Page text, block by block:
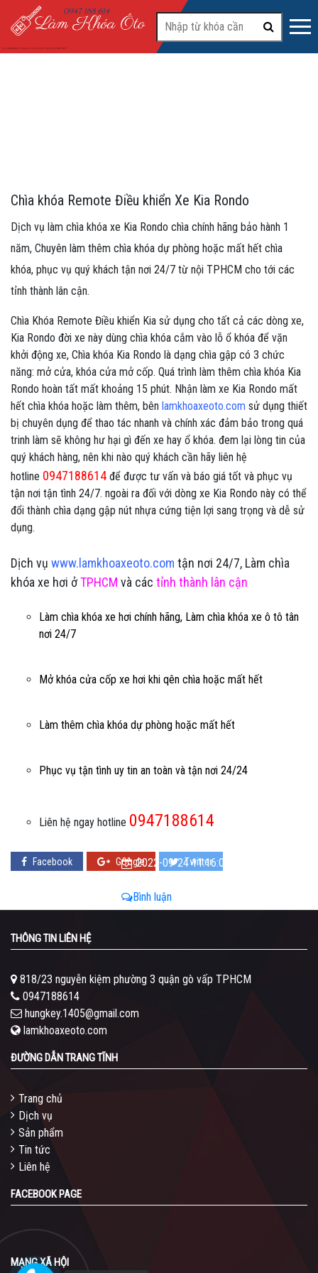
Chìa khóa Remote Điều khiển Xe Kia Rondo
Dịch vụ làm chìa khóa xe Kia Rondo chìa chính hãng bảo hành 1
năm, Chuyên làm thêm chìa khóa dự phòng hoặc mất hết chìa
khóa, phục vụ quý khách tận nơi 24/7 từ nội TPHCM cho tới các
tỉnh thành lân cận.
2022-09-24 11:16:08 - 2022-09-24
Bình luận
Chìa Khóa Remote Điều khiển Kia sử dụng cho tất cả các dòng xe,
Kia Rondo đời xe này dùng chìa khóa cắm vào lỗ ổ khóa để vặn
khởi động xe, Chìa khóa Kia Rondo là dạng chìa gập có 3 chức
năng: mở cửa, khóa cửa mở cốp. Quá trình làm thêm chìa khóa Kia
Rondo hoàn tất mất khoảng 15 phút. Nhận làm xe Kia Rondo mất
hết chìa khóa hoặc làm thêm, bên lamkhoaxeoto.com sử dụng thiết
bị chuyên dụng để thao tác nhanh và chính xác đảm bảo trong quá
trinh làm sẽ không hư hại gì đến xe hay ổ khóa. đem lại lòng tin của
quý khách hàng, nên khi nào quý khách cần hãy liên hệ
hotline 0947188614 để được tư vấn và báo giá tốt và phục vụ
tận nơi tận tình 24/7. ngoài ra đối với dòng xe Kia Rondo này có thể
đổi thành chìa dạng gập nút nhựa cứng tiện lợi sang trọng và dễ sử
dụng.
Dịch vụ www.lamkhoaxeoto.com tận nơi 24/7, Làm chìa
khóa xe hơi ởTPHCM và các tỉnh thành lân cận
Làm chìa khóa xe hơi chính hãng, Làm chìa khóa xe ô tô tân
nơi 24/7
Mở khóa cửa cốp xe hơi khi qên chìa hoặc mất hết
Làm thêm chìa khóa dự phòng hoặc mất hết
Phục vụ tận tình uy tin an toàn và tận nơi 24/24
Liên hệ ngay hotline 0947188614
Facebook Google Twitter
THÔNG TIN LIÊN HỆ
818/23 nguyễn kiệm phường 3 quận gò vấp TPHCM
0947188614
hungkey.1405@gmail.com
lamkhoaxeoto.com
ĐƯỜNG DẪN TRANG TĨNH
Trang chủ
Dịch vụ
Sản phẩm
Tin tức
Liên hệ
FACEBOOK PAGE
MẠNG XÃ HỘI